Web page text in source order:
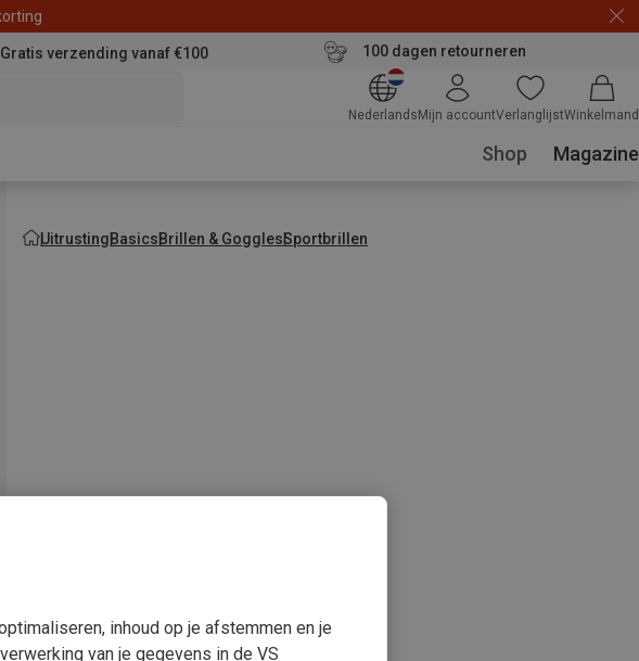
Gratis verzending vanaf €100 100 dagen retourneren
Nederlands Mijn accountVerlanglijstWinkelmand
Shop Magazine
UitrustingBasicsBrillen & GogglesSportbrillen
inhoud op je afstemmen en je
van je gegevens in de VS